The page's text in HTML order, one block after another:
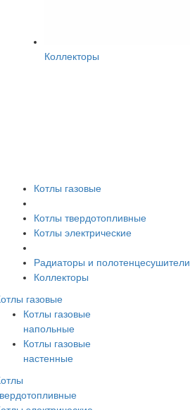
Коллекторы
Котлы газовые
Котлы твердотопливные
Котлы электрические
Радиаторы и полотенцесушители
Коллекторы
газовые
Котлы газовые
напольные
Котлы газовые
настенные